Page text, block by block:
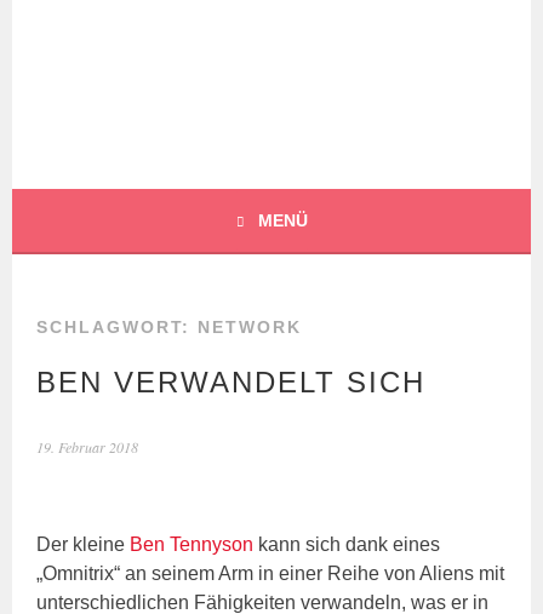
MENÜ
SCHLAGWORT: NETWORK
BEN VERWANDELT SICH
19. Februar 2018
Der kleine Ben Tennyson kann sich dank eines
„Omnitrix“ an seinem Arm in einer Reihe von Aliens mit
unterschiedlichen Fähigkeiten verwandeln, was er in